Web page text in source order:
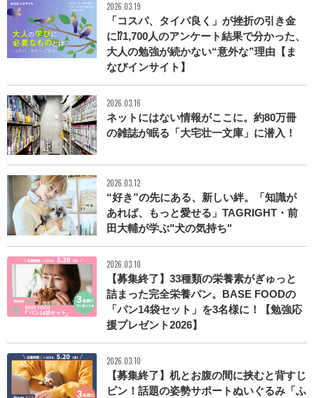
2026.03.19
「コスパ、タイパ良く」が挫折の引き金
に⁉1,700人のアンケート結果で分かった、
大人の勉強が続かない“意外な”理由【ま
なびインサイト】
2026.03.16
ネットにはない情報がここに。約80万冊
の雑誌が眠る「大宅壮一文庫」に潜入！
2026.03.12
“好き”の先にある、新しい絆。「知識が
あれば、もっと愛せる」TAGRIGHT・前
田大輔が学ぶ"犬の気持ち"
2026.03.10
【募集終了】33種類の栄養素がぎゅっと
詰まった完全栄養パン。BASE FOODの
「パン14袋セット」を3名様に！【勉強応
援プレゼント2026】
2026.03.10
【募集終了】机とお腹の間に挟むと背すじ
ピン！話題の姿勢サポートぬいぐるみ「ふ